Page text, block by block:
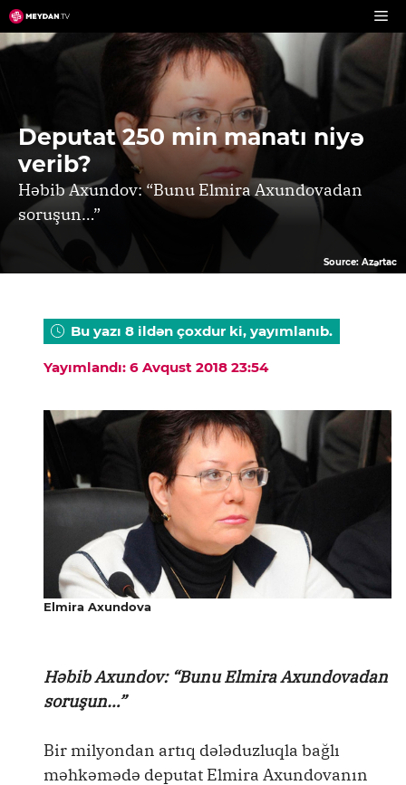
Skip
to
Deputat 250 min manatı niyə
verib?
Həbib Axundov: “Bunu Elmira Axundovadan
soruşun…”
Source: Azərtac
Bu yazı 8 ildən çoxdur ki, yayımlanıb.
Yayımlandı: 6 Avqust 2018 23:54
Elmira Axundova
Həbib Axundov: “Bunu Elmira Axundovadan
soruşun…”
Bir milyondan artıq dələduzluqla bağlı
məhkəmədə deputat Elmira Axundovanın